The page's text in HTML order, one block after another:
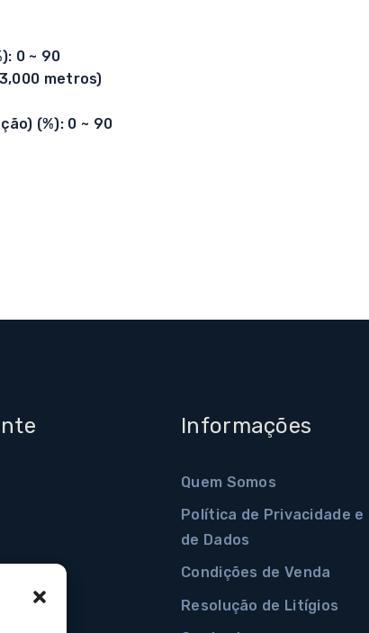
0 ~ 90
metros)
(%): 0 ~ 90
Informações
Quem Somos
Política de Privacidade
de Dados
Condições de Venda
Resolução de Litígios